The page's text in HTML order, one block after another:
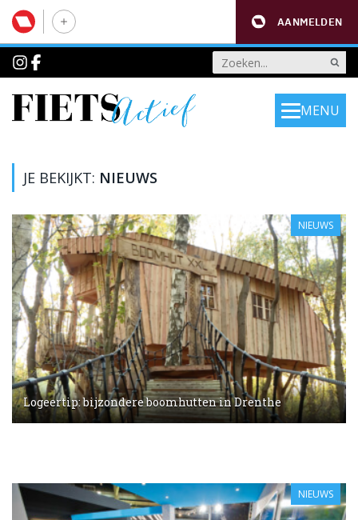
AANMELDEN
MENU
JE BEKIJKT: NIEUWS
Logeertip: bijzondere boomhutten in Drenthe
NIEUWS
NIEUWS